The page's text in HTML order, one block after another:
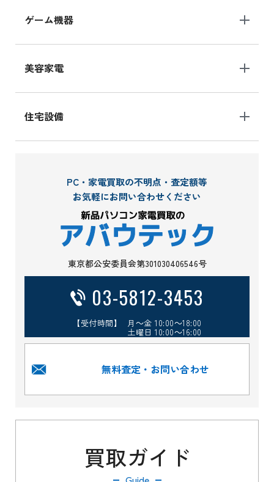
ゲーム機器
美容家電
住宅設備
PC・家電買取の不明点・査定額等
お気軽にお問い合わせください
東京都公安委員会第301030406546号
03-5812-3453
【受付時間】 月～金 10:00～18:00
土曜日 10:00～16:00
無料査定・お問い合わせ
買取ガイド